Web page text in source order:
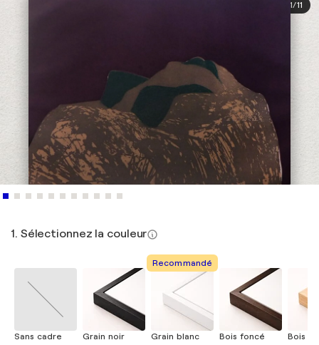
1/11
1. Sélectionnez la couleur
Sans cadre
Grain noir
Recommandé
Grain blanc
Bois foncé
Bois